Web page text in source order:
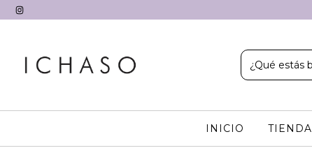
INICIO TIENDA